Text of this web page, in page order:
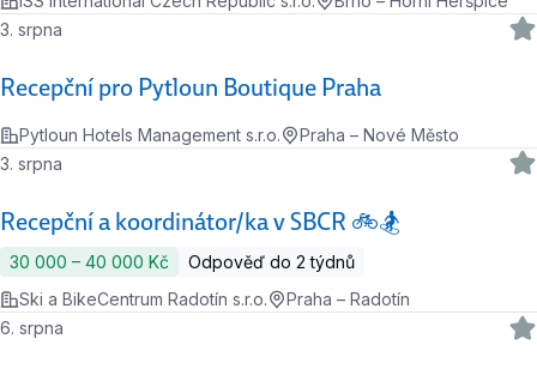
Recepční pro Pytloun Boutique Praha
3. srpna
Pytloun Hotels Management s.r.o. Praha – Nové Město
Recepční a koordinátor/ka v SBCR 🚲🏂
3. srpna
30 000 ‍–‍ 40 000 Kč
Odpověď do 2 týdnů
Ski a BikeCentrum Radotín s.r.o.
Praha – Radotín
6. srpna